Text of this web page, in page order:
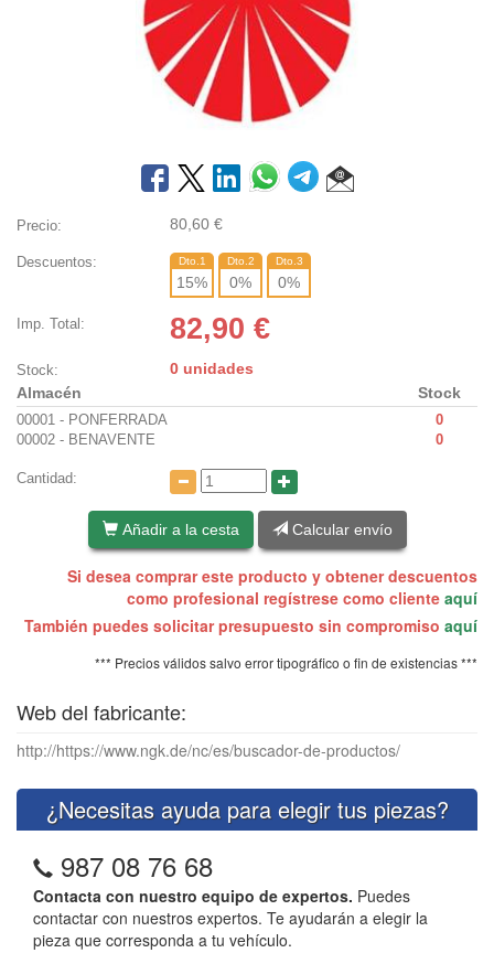
Precio: 80,60 €
Descuentos: Dto.1
15%
Dto.2
0%
Dto.3
0%
Imp. Total: 82,90 €
Stock:
0 unidades
Almacén
Stock
00001 - PONFERRADA
0
00002 - BENAVENTE
0
Cantidad:
Añadir a la cesta Calcular envío
Si desea comprar este producto y obtener descuentos
como profesional regístrese como cliente aquí
También puedes solicitar presupuesto sin compromiso aquí
*** Precios válidos salvo error tipográfico o fin de existencias ***
Web del fabricante:
http://https://www.ngk.de/nc/es/buscador-de-productos/
¿Necesitas ayuda para elegir tus piezas?
987 08 76 68
Contacta con nuestro equipo de expertos. Puedes
contactar con nuestros expertos. Te ayudarán a elegir la
pieza que corresponda a tu vehículo.